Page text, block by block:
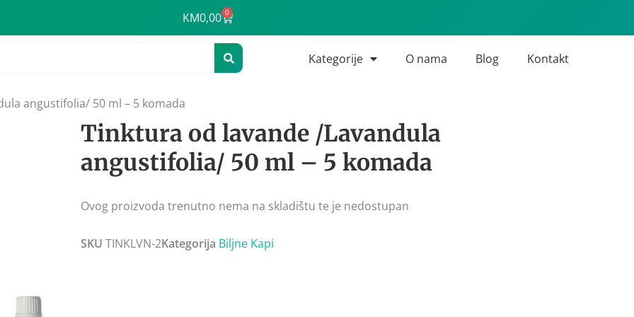
KM0,00 0
Cart
Kategorije O nama Blog Kontakt
angustifolia/ 50 ml – 5 komada
Tinktura od lavande /Lavandula
angustifolia/ 50 ml – 5 komada
Ovog proizvoda trenutno nema na skladištu te je nedostupan
SKU TINKLVN-2Kategorija Biljne Kapi